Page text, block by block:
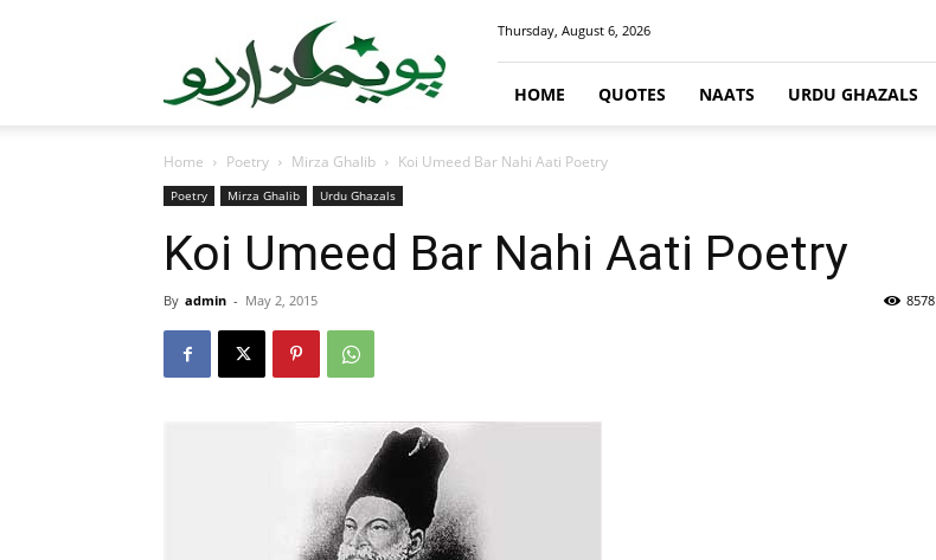
Thursday, August 6, 2026
HOME QUOTES NAATS URDU GHAZALS
Home Poetry Mirza Ghalib Koi Umeed Bar Nahi Aati Poetry
Poetry Mirza Ghalib Urdu Ghazals
Koi Umeed Bar Nahi Aati Poetry
By admin - May 2, 2015 8578